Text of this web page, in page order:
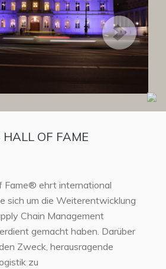
HALL OF FAME
Fame® ehrt international
sich um die Weiterentwicklung
Chain Management
gemacht haben. Darüber
Zweck, herausragende
zu